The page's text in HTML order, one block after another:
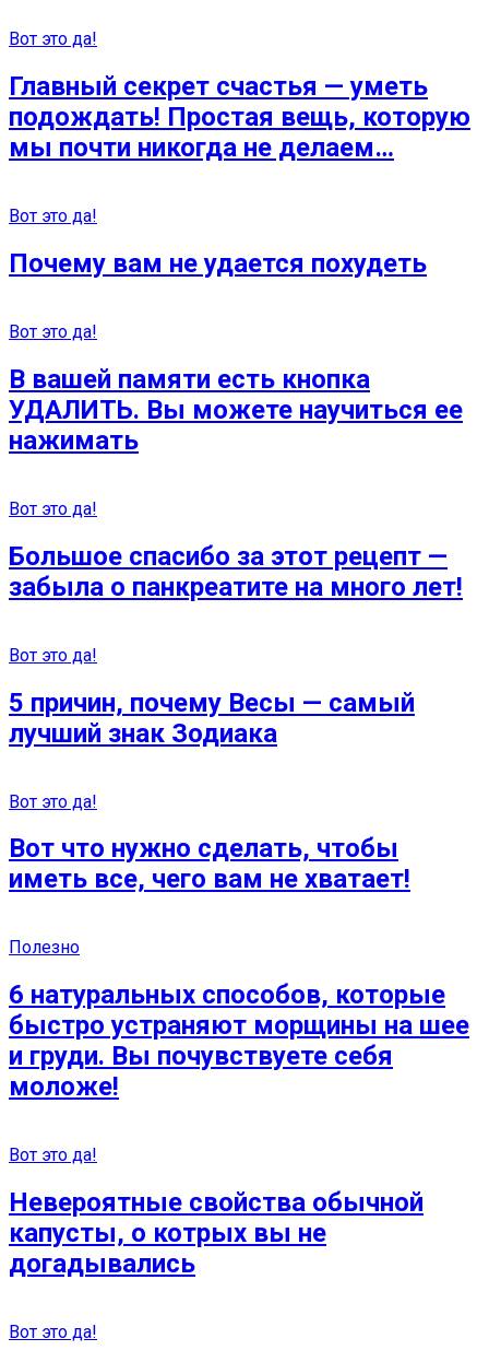
Вот это да!
Главный секрет счастья — уметь
подождать! Простая вещь, которую
мы почти никогда не делаем…
Вот это да!
Почему вам не удается похудеть
Вот это да!
В вашей памяти есть кнопка
УДАЛИТЬ. Вы можете научиться ее
нажимать
Вот это да!
Большое спасибо за этот рецепт —
забыла о панкреатите на много лет!
Вот это да!
5 причин, почему Весы — самый
лучший знак Зодиака
Вот это да!
Вот что нужно сделать, чтобы
иметь все, чего вам не хватает!
Полезно
6 натуральных способов, которые
быстро устраняют морщины на шее
и груди. Вы почувствуете себя
моложе!
Вот это да!
Невероятные свойства обычной
капусты, о котрых вы не
догадывались
Вот это да!